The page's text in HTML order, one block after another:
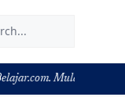
langkah suksesmu